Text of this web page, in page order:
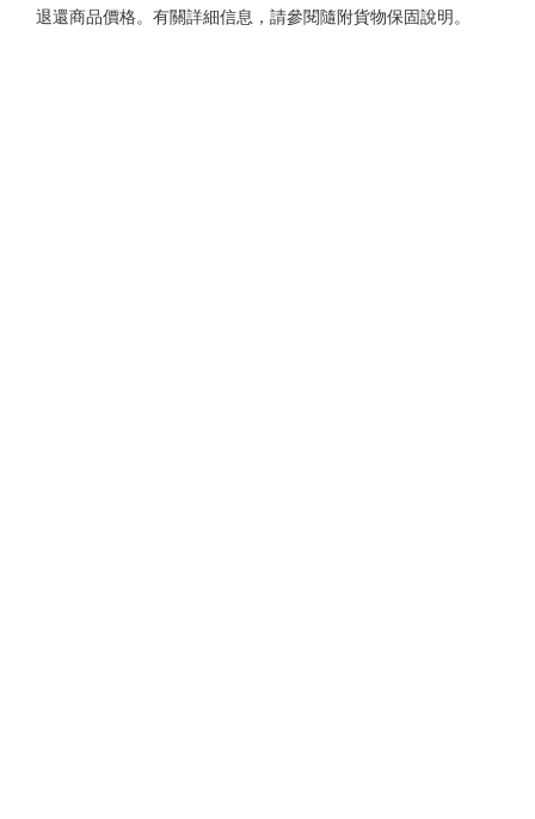
退還商品價格。有關詳細信息，請參閱隨附貨物保固說明。